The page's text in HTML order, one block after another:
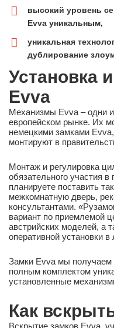
высокий уровень
Evva уникальным,
уникальная
дублирование
Установка
Evva
Механизмы Evva – одни
европейском рынке. Их
немецкими замками
монтируют в
Монтаж и регулировка
обязательного участия
планируете поставить
межкомнатную дверь,
консультантами.
вариант по приемлемой
австрийских моделей, а
оперативной установки
Замки Evva мы получаем
полным комплектом
установленные
Как
Вскрытие замков Evva,